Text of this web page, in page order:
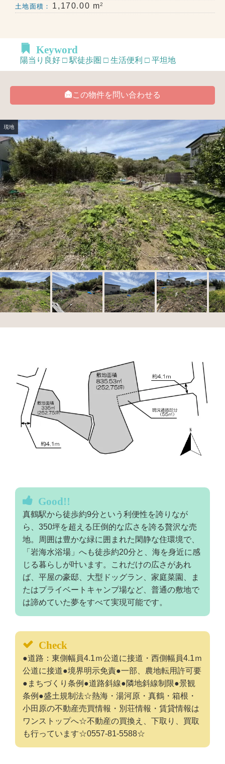
土地面積： 1,170.00 m2
Keyword
陽当り良好 □ 駅徒歩圏 □ 生活便利 □ 平坦地
この物件を問い合わせる
現地
Good!!
真鶴駅から徒歩約9分という利便性を誇りなが
ら、350坪を超える圧倒的な広さを誇る贅沢な売
地。周囲は豊かな緑に囲まれた閑静な住環境で、
「岩海水浴場」へも徒歩約20分と、海を身近に感
じる暮らしが叶います。これだけの広さがあれ
ば、平屋の豪邸、大型ドッグラン、家庭菜園、ま
たはプライベートキャンプ場など、普通の敷地で
は諦めていた夢をすべて実現可能です。
Check
●道路：東側幅員4.1ｍ公道に接道・西側幅員4.1ｍ
公道に接道●境界明示免責●一部、農地転用許可要
●まちづくり条例●道路斜線●隣地斜線制限●景観
条例●盛土規制法☆熱海・湯河原・真鶴・箱根・
小田原の不動産売買情報・別荘情報・賃貸情報は
ワンストップへ☆不動産の買換え、下取り、買取
も行っています☆0557-81-5588☆